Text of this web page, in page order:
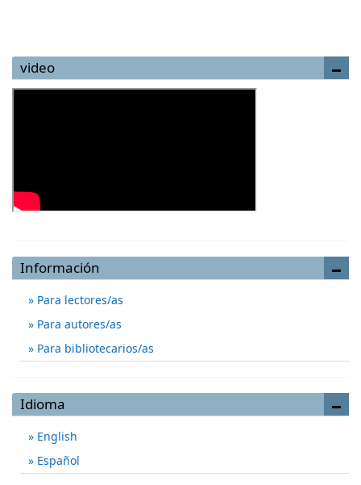
video
Información
Para lectores/as
Para autores/as
Para bibliotecarios/as
Idioma
English
Español